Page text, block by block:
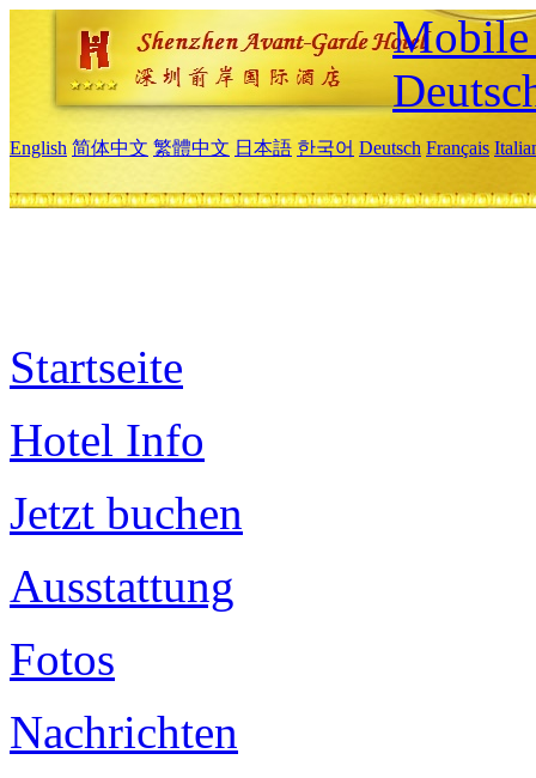
Mobile
English 简体中文 繁體中文 日本語 한국어 Deutsch Français
Startseite
Hotel Info
Jetzt buchen
Ausstattung
Fotos
Nachrichten